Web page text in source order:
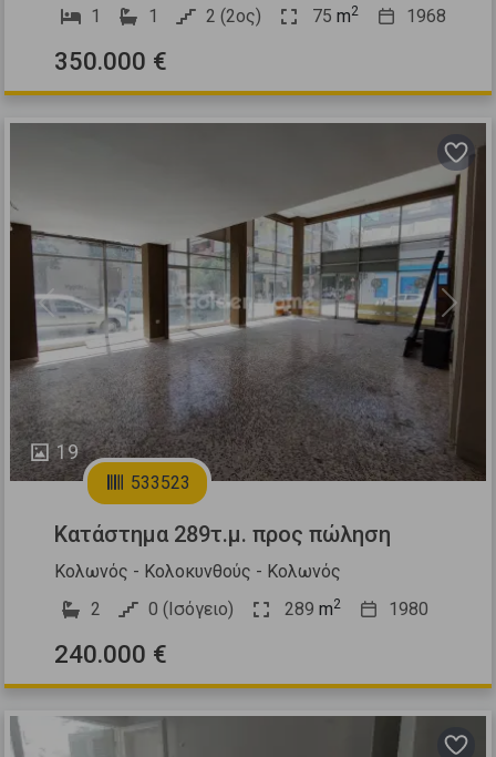
1 1 2 (2ος) 75 m2 1968
350.000 €
19
Previous Next
533523
Κατάστημα 289τ.μ. προς πώληση
Κολωνός - Κολοκυνθούς - Κολωνός
2
0 (Ισόγειο) 289 m2 1980
240.000 €